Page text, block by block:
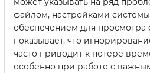
файлом, настройками
обеспечением для
показывает, что
часто приводит к потере
особенно при работе с